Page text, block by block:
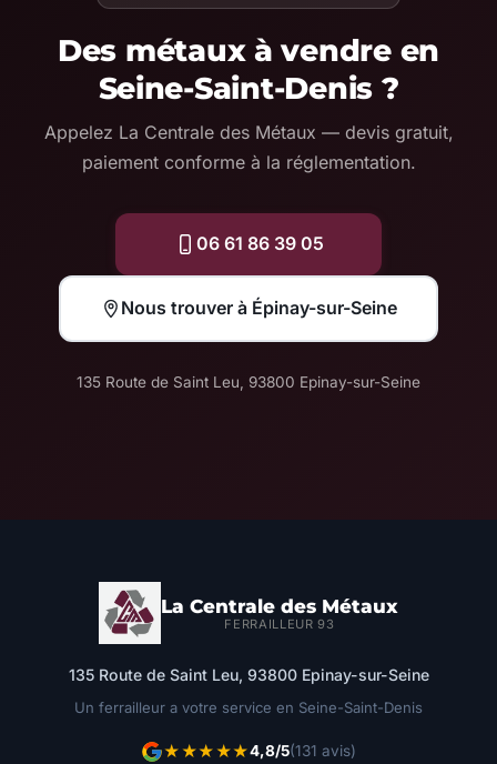
Des métaux à vendre en
Seine-Saint-Denis ?
Appelez La Centrale des Métaux — devis gratuit,
paiement conforme à la réglementation.
06 61 86 39 05
Nous trouver à Épinay-sur-Seine
135 Route de Saint Leu, 93800 Epinay-sur-Seine
La Centrale des Métaux
FERRAILLEUR 93
135 Route de Saint Leu, 93800 Epinay-sur-Seine
Un ferrailleur a votre service en Seine-Saint-Denis
★★★★★4,8/5(131 avis)